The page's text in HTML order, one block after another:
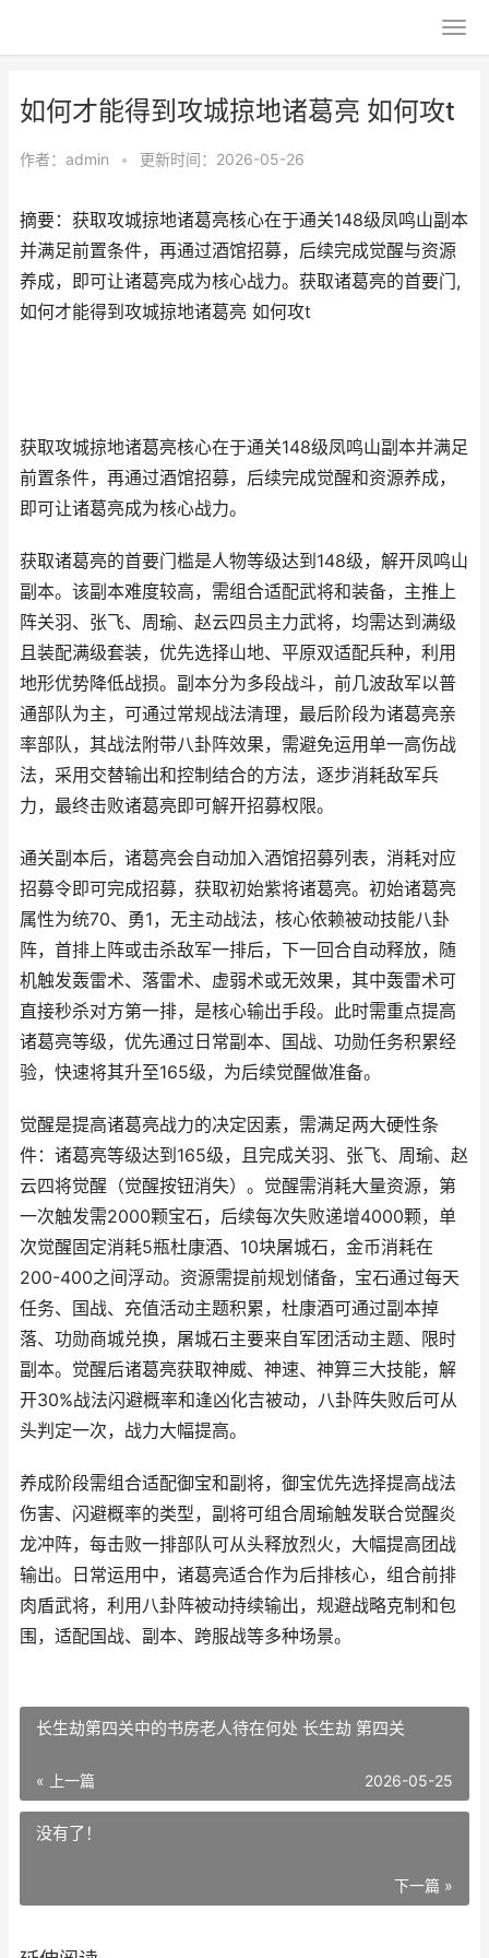
如何才能得到攻城掠地诸葛亮 如何攻t
作者： admin • 更新时间：2026-05-26
摘要：获取攻城掠地诸葛亮核心在于通关148级凤鸣山副本
并满足前置条件，再通过酒馆招募，后续完成觉醒与资源
养成，即可让诸葛亮成为核心战力。获取诸葛亮的首要门,
如何才能得到攻城掠地诸葛亮 如何攻t
获取攻城掠地诸葛亮核心在于通关148级凤鸣山副本并满足
前置条件，再通过酒馆招募，后续完成觉醒和资源养成，
即可让诸葛亮成为核心战力。
获取诸葛亮的首要门槛是人物等级达到148级，解开凤鸣山
副本。该副本难度较高，需组合适配武将和装备，主推上
阵关羽、张飞、周瑜、赵云四员主力武将，均需达到满级
且装配满级套装，优先选择山地、平原双适配兵种，利用
地形优势降低战损。副本分为多段战斗，前几波敌军以普
通部队为主，可通过常规战法清理，最后阶段为诸葛亮亲
率部队，其战法附带八卦阵效果，需避免运用单一高伤战
法，采用交替输出和控制结合的方法，逐步消耗敌军兵
力，最终击败诸葛亮即可解开招募权限。
通关副本后，诸葛亮会自动加入酒馆招募列表，消耗对应
招募令即可完成招募，获取初始紫将诸葛亮。初始诸葛亮
属性为统70、勇1，无主动战法，核心依赖被动技能八卦
阵，首排上阵或击杀敌军一排后，下一回合自动释放，随
机触发轰雷术、落雷术、虚弱术或无效果，其中轰雷术可
直接秒杀对方第一排，是核心输出手段。此时需重点提高
诸葛亮等级，优先通过日常副本、国战、功勋任务积累经
验，快速将其升至165级，为后续觉醒做准备。
觉醒是提高诸葛亮战力的决定因素，需满足两大硬性条
件：诸葛亮等级达到165级，且完成关羽、张飞、周瑜、赵
云四将觉醒（觉醒按钮消失）。觉醒需消耗大量资源，第
一次触发需2000颗宝石，后续每次失败递增4000颗，单
次觉醒固定消耗5瓶杜康酒、10块屠城石，金币消耗在
200-400之间浮动。资源需提前规划储备，宝石通过每天
任务、国战、充值活动主题积累，杜康酒可通过副本掉
落、功勋商城兑换，屠城石主要来自军团活动主题、限时
副本。觉醒后诸葛亮获取神威、神速、神算三大技能，解
开30%战法闪避概率和逢凶化吉被动，八卦阵失败后可从
头判定一次，战力大幅提高。
养成阶段需组合适配御宝和副将，御宝优先选择提高战法
伤害、闪避概率的类型，副将可组合周瑜触发联合觉醒炎
龙冲阵，每击败一排部队可从头释放烈火，大幅提高团战
输出。日常运用中，诸葛亮适合作为后排核心，组合前排
肉盾武将，利用八卦阵被动持续输出，规避战略克制和包
围，适配国战、副本、跨服战等多种场景。
长生劫第四关中的书房老人待在何处 长生劫 第四关
« 上一篇 2026-05-25
没有了！
下一篇 »